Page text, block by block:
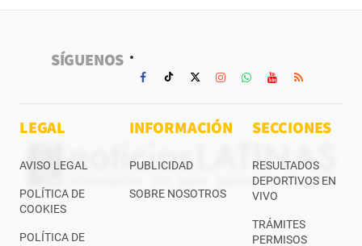
SÍGUENOS
LEGAL
AVISO LEGAL
POLÍTICA DE
COOKIES
POLÍTICA DE
INFORMACIÓN
PUBLICIDAD
SOBRE NOSOTROS
SECCIONES
RESULTADOS
DEPORTIVOS EN
VIVO
TRÁMITES
PERMISOS